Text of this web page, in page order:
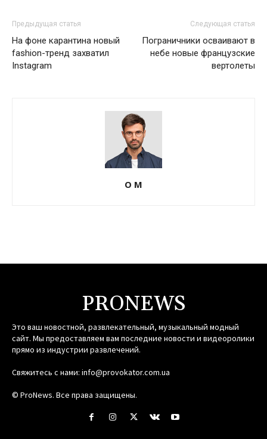
Предыдущая статья
На фоне карантина новый
fashion-тренд захватил
Instagram
Следующая статья
Пограничники осваивают в
небе новые французские
вертолеты
О М
PRONEWS
Это ваш новостной, развлекательный, музыкальный модный
сайт. Мы предоставляем вам последние новости и видеоролики
прямо из индустрии развлечений.
Свяжитесь с нами: info@provokator.com.ua
© ProNews. Все права защищены.